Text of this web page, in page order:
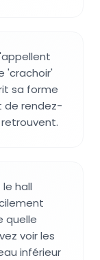
'crachoir'
sa forme
de rendez-
hall
quelle
voir les
inférieur